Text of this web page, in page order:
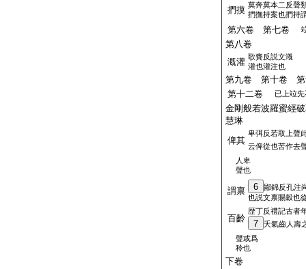
捫摸 莫奔莫本二反聲
捫撫持案也捫持
第六卷 第七卷
第八卷
漑灌 歌賚反説文漑
灌也灌注也
第九卷 第十卷 第
第十二卷
已上竝
金剛般若波羅蜜經
慧琳
俾其
卑弭反若取上聲
云俾從也苦作去
人卑
聲也
謂禀 6
鄙錦反孔注
也説文禀賜穀也
百齡
歴丁反禮記古者
7
夭氣齒人壽
聲或爲
秢也
下卷